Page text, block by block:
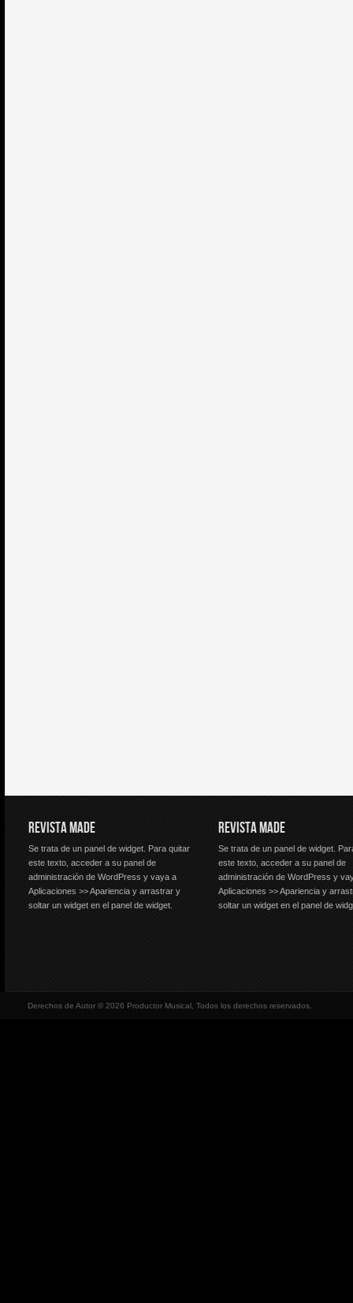
REVISTA MADE
Se trata de un panel de widget. Para quitar
este texto, acceder a su panel de
administración de WordPress y vaya a
Aplicaciones >> Apariencia y arrastrar y
soltar un widget en el panel de widget.
REVISTA MADE
Se trata de un panel de widget.
este texto, acceder a su panel de
administración de WordPress y
Aplicaciones >> Apariencia y
soltar un widget en el panel de
Derechos de Autor © 2026 Productor Musical, Todos los derechos reservados.